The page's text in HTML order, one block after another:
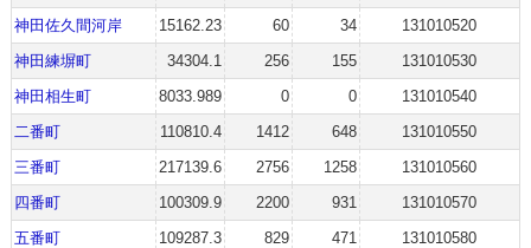
神田佐久間河岸
15162.23 60 34
131010520
神田練塀町
34304.1 256 155
131010530
神田相生町
8033.989 0 0
131010540
二番町
110810.4 1412 648
131010550
三番町
217139.6 2756 1258
131010560
四番町
100309.9 2200 931
131010570
五番町
109287.3 829 471
131010580